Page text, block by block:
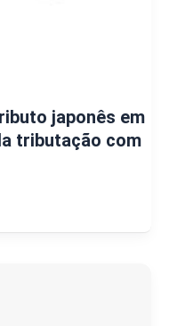
japonês em
tributação com